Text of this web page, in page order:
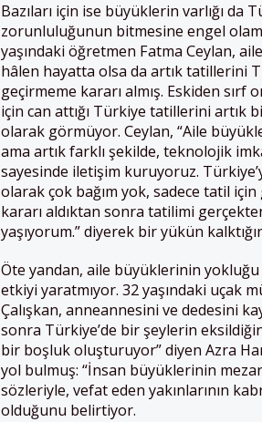
Bazıları için ise büyüklerin varlığı da
zorunluluğunun bitmesine engel
yaşındaki öğretmen Fatma Ceylan,
hâlen hayatta olsa da artık tatillerini
geçirmeme kararı almış. Eskiden sırf
için can attığı Türkiye tatillerini artık
olarak görmüyor. Ceylan, “Aile
ama artık farklı şekilde, teknolojik
sayesinde iletişim kuruyoruz.
olarak çok bağım yok, sadece tatil
kararı aldıktan sonra tatilimi
yaşıyorum.” diyerek bir yükün
Öte yandan, aile büyüklerinin yokluğu
etkiyi yaratmıyor. 32 yaşındaki uçak
Çalışkan, anneannesini ve dedesini
sonra Türkiye’de bir şeylerin
bir boşluk oluşturuyor” diyen Azra
yol bulmuş: “İnsan büyüklerinin
sözleriyle, vefat eden yakınlarının
olduğunu belirtiyor.